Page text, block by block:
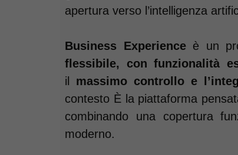
apertura verso l’intelligenza
Business Experienceè un
flessibile, con funzionalità
il massimo controllo e
contesto È la piattaforma
combinando una copertura
moderno.